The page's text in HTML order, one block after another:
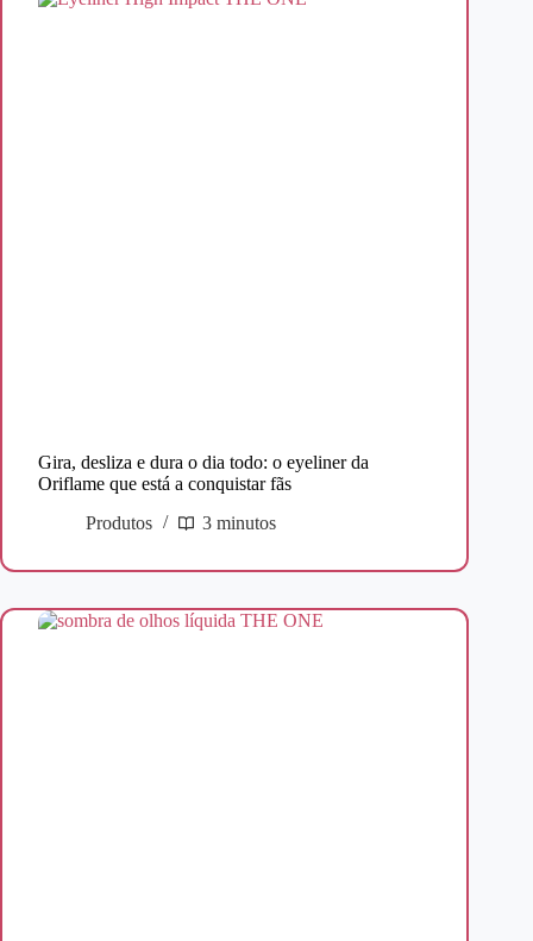
Gira, desliza e dura o dia todo: o eyeliner da
Oriflame que está a conquistar fãs
Produtos
3 minutos